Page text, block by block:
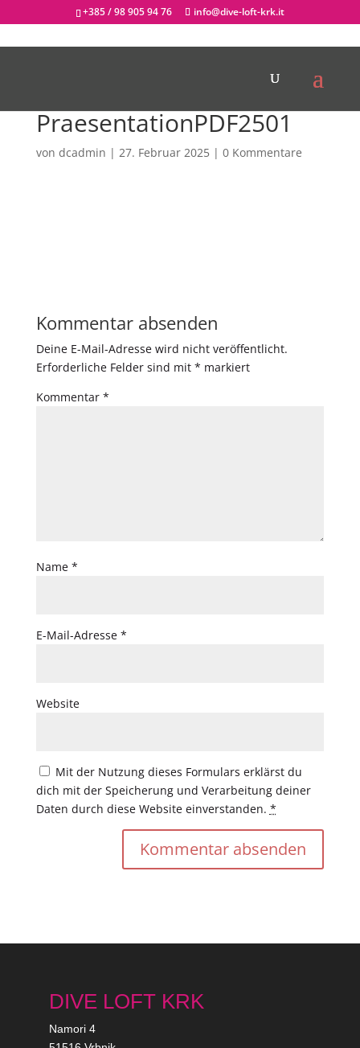
+385 / 98 905 94 76 info@dive-loft-krk.it
PraesentationPDF2501
von dcadmin | 27. Februar 2025| 0 Kommentare
Kommentar absenden
Deine E-Mail-Adresse wird nicht veröffentlicht.
Erforderliche Felder sind mit * markiert
Kommentar *
Name *
E-Mail-Adresse *
Website
Mit der Nutzung dieses Formulars erklärst du
dich mit der Speicherung und Verarbeitung deiner
Daten durch diese Website einverstanden. *
DIVE LOFT KRK
Namori 4